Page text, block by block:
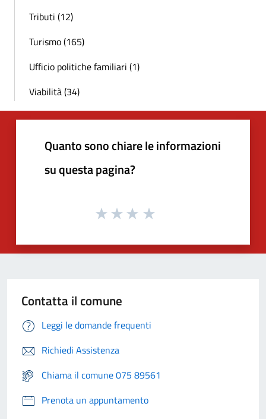
Tributi (12)
Turismo (165)
Ufficio politiche familiari (1)
Viabilità (34)
Quanto sono chiare le informazioni
su questa pagina?
Contatta il comune
Leggi le domande frequenti
Richiedi Assistenza
Chiama il comune 075 89561
Prenota un appuntamento